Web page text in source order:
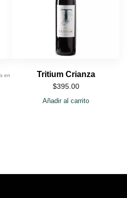
en
Tritium Crianza
$395.00
Añadir al carrito